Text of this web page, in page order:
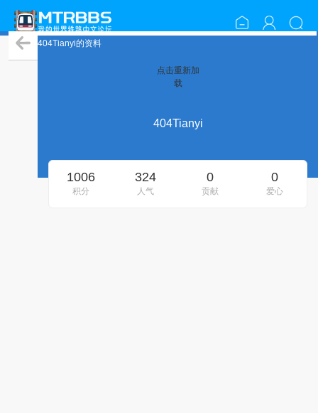
404Tianyi的资料
点击重新加
载
404Tianyi
1006
积分
324
人气
0
贡献
0
爱心